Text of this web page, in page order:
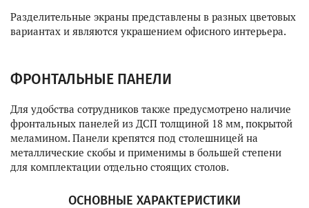
Разделительные экраны представлены в разных цветовых
вариантах и являются украшением офисного интерьера.
ФРОНТАЛЬНЫЕ ПАНЕЛИ
Для удобства сотрудников также предусмотрено наличие
фронтальных панелей из ДСП толщиной 18 мм, покрытой
меламином. Панели крепятся под столешницей на
металлические скобы и применимы в большей степени
для комплектации отдельно стоящих столов.
ОСНОВНЫЕ ХАРАКТЕРИСТИКИ